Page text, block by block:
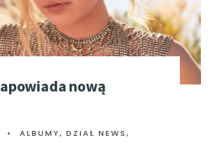
nową
• ALBUMY, DZIAŁ NEWS,